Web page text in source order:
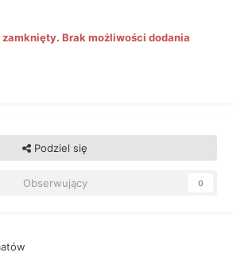
zamknięty. Brak możliwości dodania
Podziel się
Obserwujący 0